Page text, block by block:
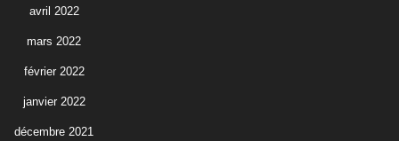
avril 2022
mars 2022
février 2022
janvier 2022
décembre 2021